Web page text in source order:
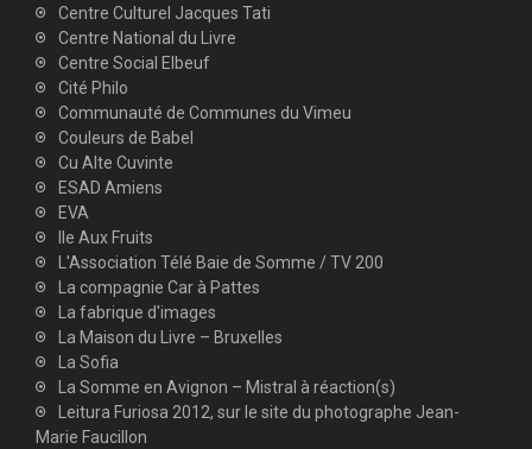
Centre Culturel Jacques Tati
Centre National du Livre
Centre Social Elbeuf
Cité Philo
Communauté de Communes du Vimeu
Couleurs de Babel
Cu Alte Cuvinte
ESAD Amiens
EVA
Ile Aux Fruits
L'Association Télé Baie de Somme / TV 200
La compagnie Car à Pattes
La fabrique d'images
La Maison du Livre – Bruxelles
La Sofia
La Somme en Avignon – Mistral à réaction(s)
Leitura Furiosa 2012, sur le site du photographe Jean-
Marie Faucillon